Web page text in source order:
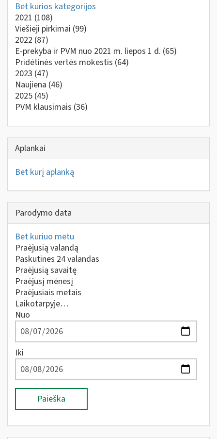
Bet kurios kategorijos
2021 (108)
Viešieji pirkimai (99)
2022 (87)
E-prekyba ir PVM nuo 2021 m. liepos 1 d. (65)
Pridėtinės vertės mokestis (64)
2023 (47)
Naujiena (46)
2025 (45)
PVM klausimais (36)
Aplankai
Bet kurį aplanką
Parodymo data
Bet kuriuo metu
Praėjusią valandą
Paskutines 24 valandas
Praėjusią savaitę
Praėjusį mėnesį
Praėjusiais metais
Laikotarpyje…
Nuo
Iki
Paieška